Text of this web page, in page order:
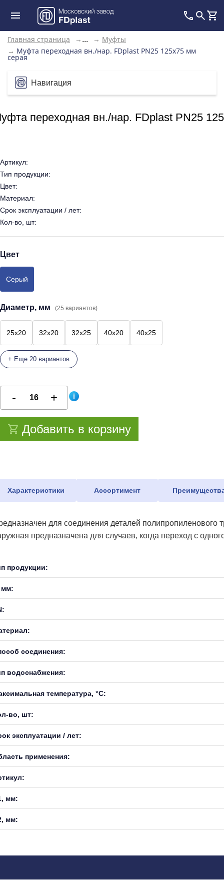
Главная страница → ... → Муфты
→ Муфта переходная вн./нар. FDplast PN25 125x75 мм
серая
Навигация
переходная вн./нар. FDplast PN25
Артикул:
Тип продукции:
Цвет:
Материал:
Срок эксплуатации / лет:
Кол-во, шт:
Цвет
Серый
Диаметр, мм (25 вариантов)
25x20 32x20 32x25 40x20 40x25
+ Еще 20 вариантов
Добавить в корзину
Характеристики Ассортимент
для соединения деталей полипропиленового
предназначена для случаев, когда переход с
продукции:
мм:
соединения:
водоснабжения:
температура, °С:
во, шт:
эксплуатации / лет:
применения:
мм:
мм: